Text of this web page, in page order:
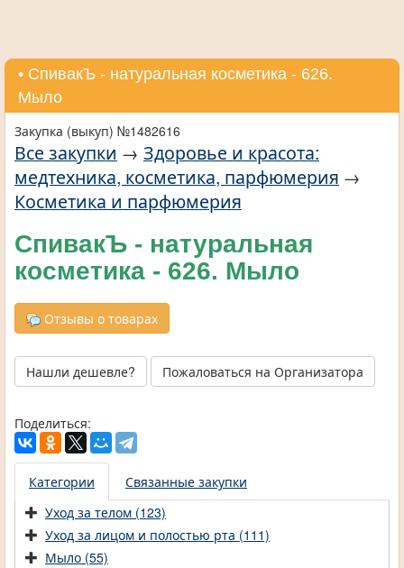
• СпивакЪ - натуральная косметика - 626.
Мыло
Закупка (выкуп) №1482616
Все закупки → Здоровье и красота:
медтехника, косметика, парфюмерия →
Косметика и парфюмерия
СпивакЪ - натуральная
косметика - 626. Мыло
Отзывы о товарах
Нашли дешевле? Пожаловаться на Организатора
Поделиться:
Категории
Связанные закупки
Уход за телом (123)
Уход за лицом и полостью рта (111)
Мыло (55)